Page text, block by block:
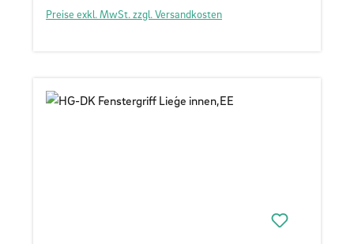
Preise exkl. MwSt. zzgl. Versandkosten